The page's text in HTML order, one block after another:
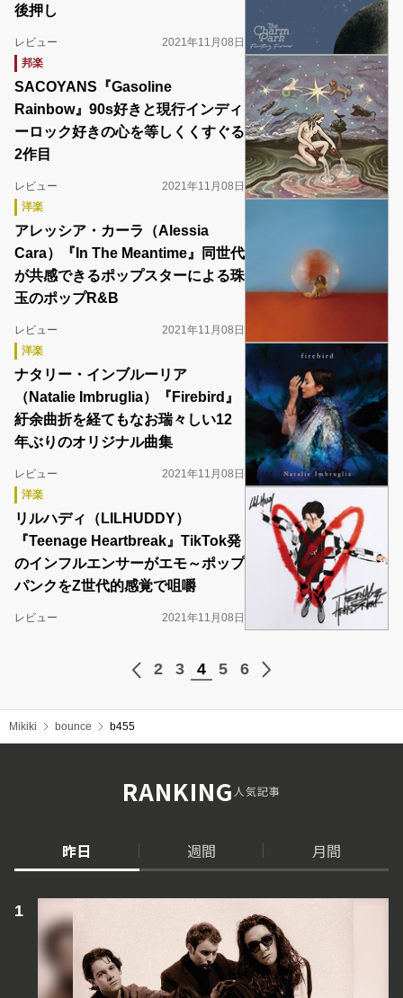
後押し
レビュー
2021年11月08日
邦楽
SACOYANS『Gasoline
Rainbow』90s好きと現行インディ
ーロック好きの心を等しくくすぐる
2作目
レビュー
2021年11月08日
洋楽
アレッシア・カーラ（Alessia
Cara）『In The Meantime』同世代
が共感できるポップスターによる珠
玉のポップR&B
レビュー
2021年11月08日
洋楽
ナタリー・インブルーリア
（Natalie Imbruglia）『Firebird』
紆余曲折を経てもなお瑞々しい12
年ぶりのオリジナル曲集
レビュー
2021年11月08日
洋楽
リルハディ（LILHUDDY）
『Teenage Heartbreak』TikTok発
のインフルエンサーがエモ～ポップ
パンクをZ世代的感覚で咀嚼
レビュー 2021年11月08日
2 3 4 5 6
Mikiki bounce b455
RANKING人気記事
昨日 週間 月間